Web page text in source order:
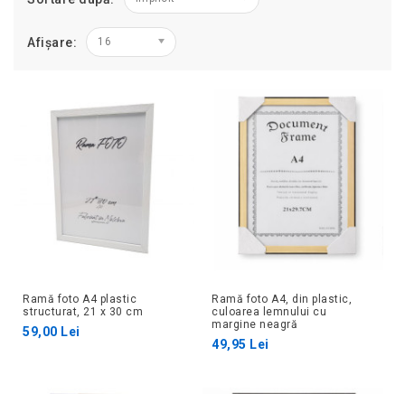
Afișare: 16
Ramă foto A4 plastic
structurat, 21 x 30 cm
59,00 Lei
Ramă foto A4, din plastic,
culoarea lemnului cu
margine neagră
49,95 Lei